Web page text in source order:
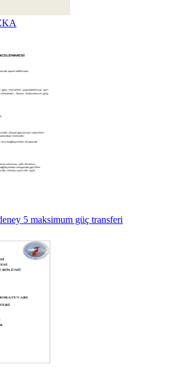
5 maksimum güç transferi